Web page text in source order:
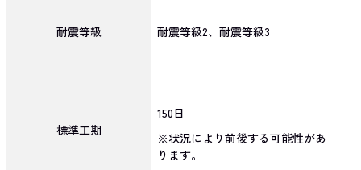
耐震等級 耐震等級2、耐震等級3
標準工期
150日
※状況により前後する可能性があ
ります。